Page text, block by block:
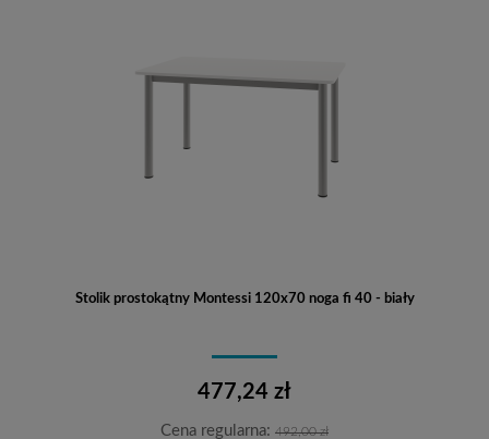
Stolik prostokątny Montessi 120x70 noga fi 40 - biały
477,24 zł
Cena regularna: 492,00 zł